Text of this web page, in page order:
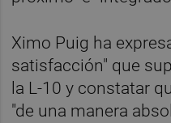
Ximo Puig ha
satisfacción" que
la L-10 y constatar
"de una manera